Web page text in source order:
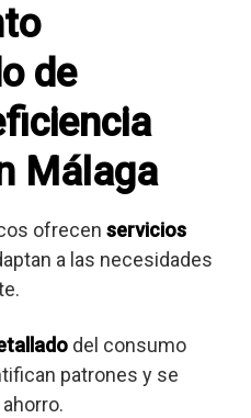
de
Málaga
ofrecen servicios
a las necesidades
del consumo
patrones y se